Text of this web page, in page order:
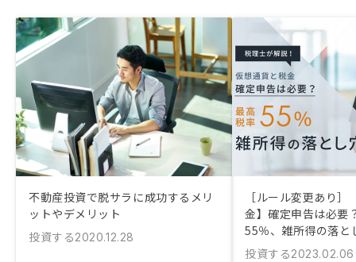
不動産投資で脱サラに成功するメリ
ットやデメリット
投資する2020.12.28
［ルール変更あり
金】確定申告は必要
55％、雑所得の落と
投資する2023.02.06